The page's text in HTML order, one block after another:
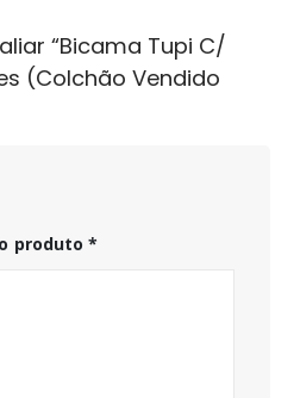
“Bicama Tupi C/
(Colchão Vendido
produto*